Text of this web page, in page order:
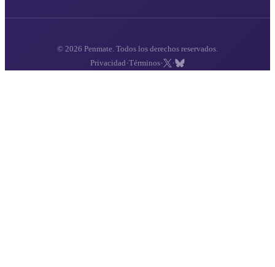
© 2026 Penmate. Todos los derechos reservados.
Privacidad ·Términos· ·